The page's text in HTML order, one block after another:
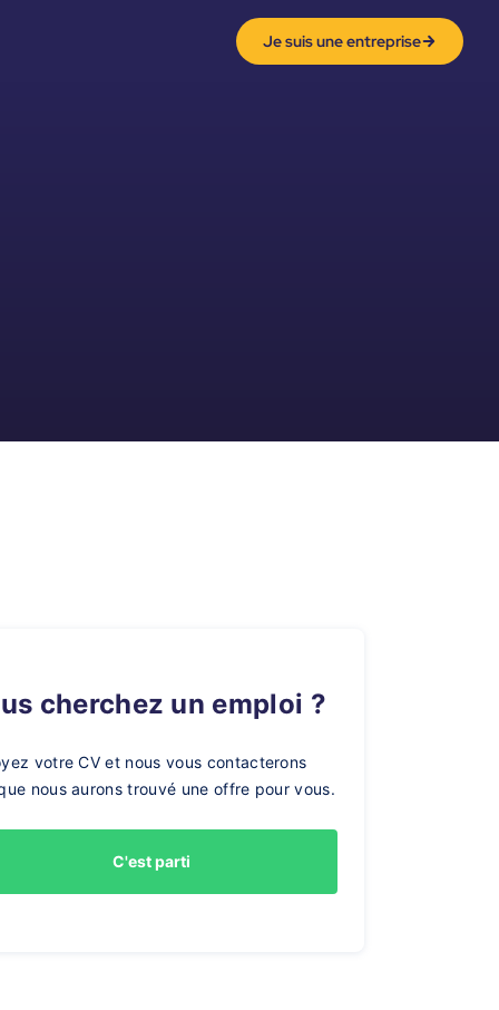
Je suis une entreprise
cherchez un emploi ?
votre CV et nous vous contacterons
nous aurons trouvé une offre pour vous.
C'est parti